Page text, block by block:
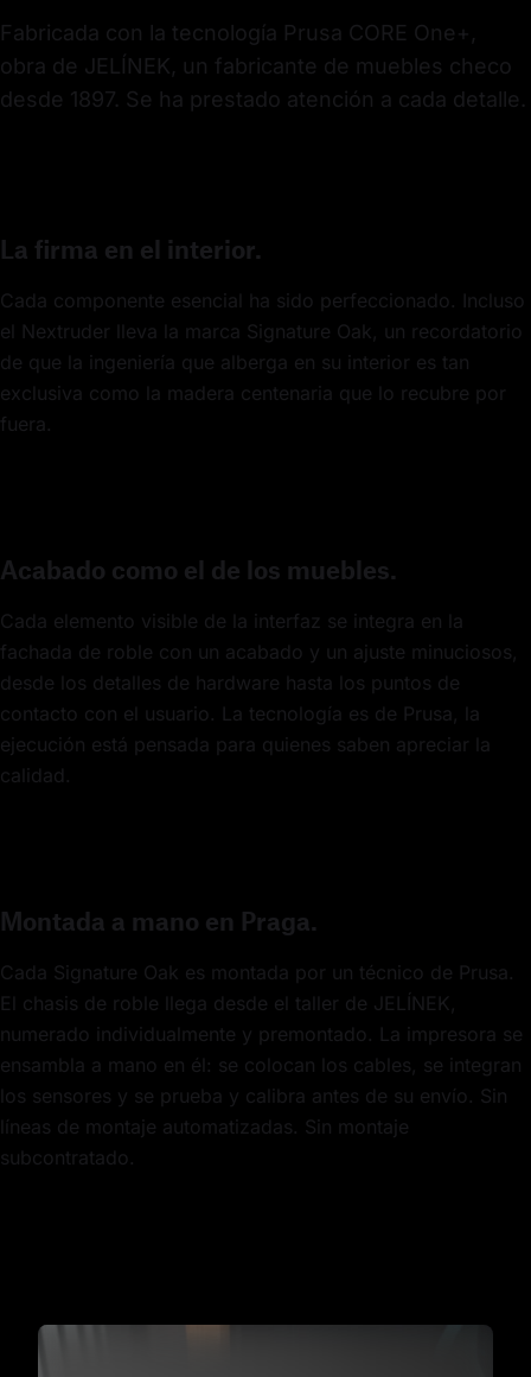
Fabricada con la tecnología Prusa CORE One+,
obra de JELÍNEK, un fabricante de muebles checo
desde 1897. Se ha prestado atención a cada detalle.
La firma en el interior.
Cada componente esencial ha sido perfeccionado. Incluso
el Nextruder lleva la marca Signature Oak, un recordatorio
de que la ingeniería que alberga en su interior es tan
exclusiva como la madera centenaria que lo recubre por
fuera.
Acabado como el de los muebles.
Cada elemento visible de la interfaz se integra en la
fachada de roble con un acabado y un ajuste minuciosos,
desde los detalles de hardware hasta los puntos de
contacto con el usuario. La tecnología es de Prusa, la
ejecución está pensada para quienes saben apreciar la
calidad.
Montada a mano en Praga.
Cada Signature Oak es montada por un técnico de Prusa.
El chasis de roble llega desde el taller de JELÍNEK,
numerado individualmente y premontado. La impresora se
ensambla a mano en él: se colocan los cables, se integran
los sensores y se prueba y calibra antes de su envío. Sin
líneas de montaje automatizadas. Sin montaje
subcontratado.